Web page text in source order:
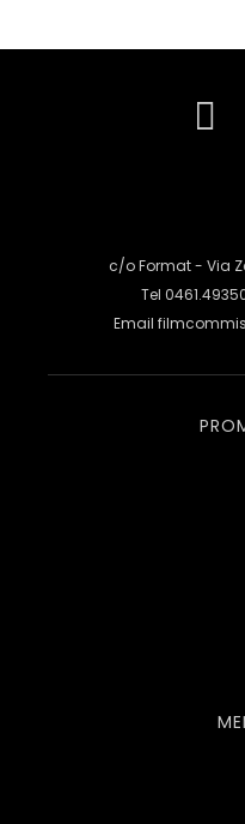
c/o Format - Via
Tel
Email